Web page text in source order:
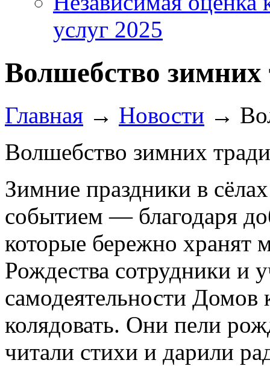
услуг 2025
Волшебство зимних
Главная → Новости →
Волшебство зимних
Зимние праздники в
событием — благодаря
которые бережно хранят
Рождества сотрудники и
самодеятельности Домов
колядовать. Они пели
читали стихи и дарили